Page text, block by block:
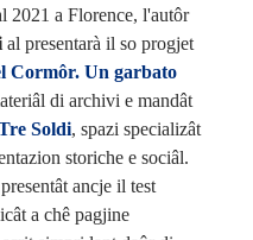
2021 a Florence, l'autôr
al presentarà il so progjet
Cormôr. Un garbato
di archivi e mandât
Soldi, spazi specializât
storiche e sociâl.
ancje il test
a chê pagjine